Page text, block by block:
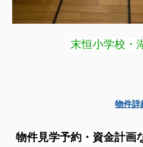
末恒小学校・
物件詳
物件見学予約・資金計画